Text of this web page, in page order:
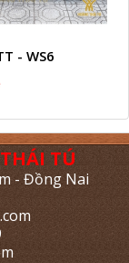
- WS6
TÚ
- Đồng Nai